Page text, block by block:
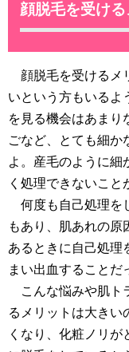
顔脱毛を受け
顔脱毛を受けるメ
いという方もいるよ
を見る機会はあまり
ごなど、とても細か
よ。産毛のように細
く処理できないこと
何度も自己処理を
もあり、肌あれの原
あるときに自己処理
まい出血することだ
こんな悩みや肌ト
るメリットは大きい
くなり、化粧ノリ